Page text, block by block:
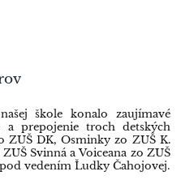
škole konalo zaujímavé
a prepojenie troch detských
ZUŠ DK, Osminky zo ZUŠ K.
Svinná a Voiceana zo ZUŠ
vedením Ľudky Čahojovej.